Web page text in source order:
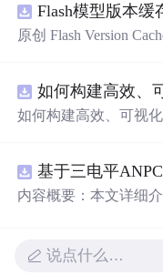
入约定、规则参数、
压缩包包含完整源码
原创与授权声明。运
或开源项目源码、
他受限素材。
原创 Flash Version
复现合成示例、离线
真实运行效果图、
日志或其他受限素材。
如何构建高效、
如何构建高效、可视
内容概要：本文详细
能系统并网的
说点什么…